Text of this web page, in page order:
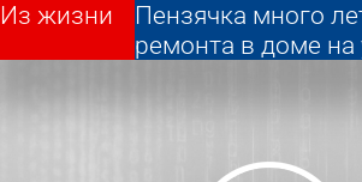
Пензячка много
ремонта в доме на
Из жизни
Пензячка много
ремонта в доме на
Из жизни
Другие
новости по
Погода и
курсы